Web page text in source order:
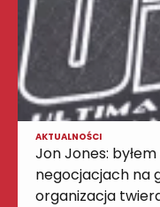
AKTUALNOŚCI
Jon Jones:
negocjacjach na
organizacja